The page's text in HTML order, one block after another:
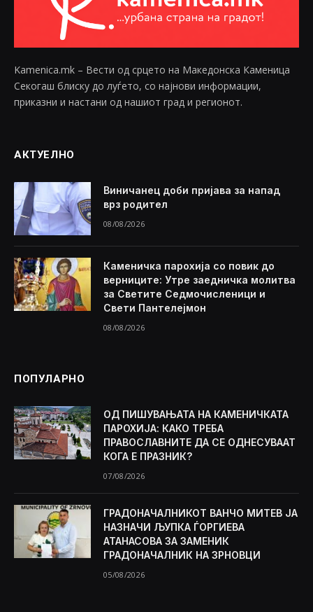
Kamenica.mk – Вести од срцето на Македонска Каменица
Секогаш блиску до луѓето, со најнови информации,
приказни и настани од нашиот град и регионот.
АКТУЕЛНО
Виничанец доби пријава за напад
врз родител
08/08/2026
Каменичка парохија со повик до
верниците: Утре заедничка молитва
за Светите Седмочисленици и
Свети Пантелејмон
08/08/2026
ПОПУЛАРНО
ОД ПИШУВАЊАТА НА КАМЕНИЧКАТА
ПАРОХИЈА: КАКО ТРЕБА
ПРАВОСЛАВНИТЕ ДА СЕ ОДНЕСУВААТ
КОГА Е ПРАЗНИК?
07/08/2026
ГРАДОНАЧАЛНИКОТ ВАНЧО МИТЕВ ЈА
НАЗНАЧИ ЉУПКА ЃОРГИЕВА
АТАНАСОВА ЗА ЗАМЕНИК
ГРАДОНАЧАЛНИК НА ЗРНОВЦИ
05/08/2026